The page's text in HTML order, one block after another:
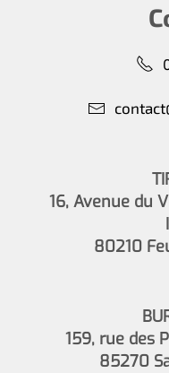
16, Avenue du
80210
159, rue des
85270